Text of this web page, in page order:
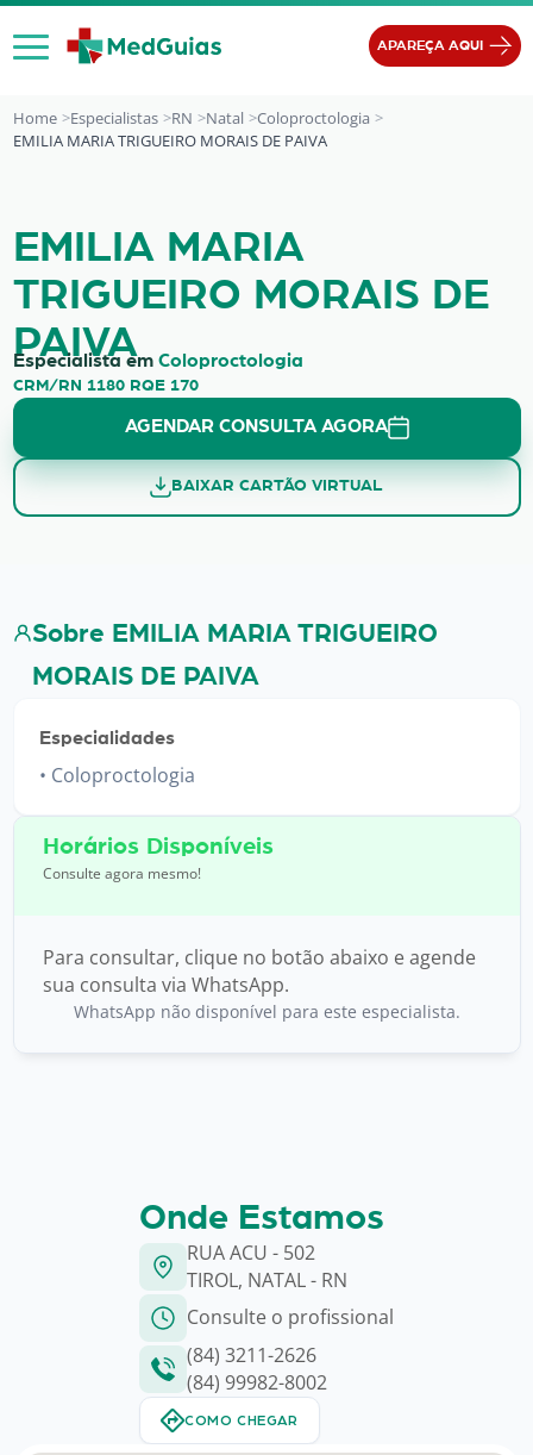
Ir para o conteúdo
APAREÇA AQUI
Home Especialistas RN Natal
Coloproctologia
EMILIA MARIA TRIGUEIRO MORAIS DE PAIVA
EMILIA MARIA TRIGUEIRO MORAIS
EMILIA MARIA
TRIGUEIRO MORAIS DE
PAIVA
Especialista em Coloproctologia
CRM/RN 1180 RQE 170
AGENDAR CONSULTA AGORA
BAIXAR CARTÃO VIRTUAL
Sobre EMILIA MARIA TRIGUEIRO
MORAIS DE PAIVA
Especialidades
Coloproctologia
Horários Disponíveis
Consulte agora mesmo!
Para consultar, clique no botão abaixo e agende
sua consulta via WhatsApp.
WhatsApp não disponível para este especialista.
Onde Estamos
RUA ACU - 502
TIROL, NATAL - RN
Consulte o profissional
(84) 3211-2626
(84) 99982-8002
COMO CHEGAR